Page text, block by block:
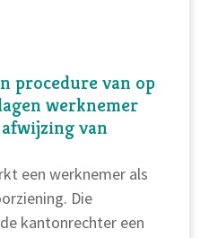
procedure van op
werknemer
van
een werknemer als
Die
kantonrechter een